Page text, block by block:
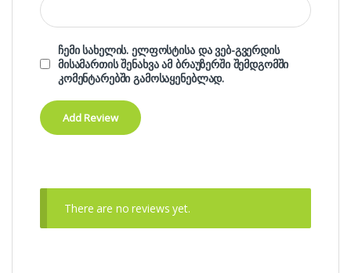
ჩემი სახელის. ელფოსტისა და ვებ-გვერდის
მისამართის შენახვა ამ ბრაუზერში შემდგომში
კომენტარებში გამოსაყენებლად.
There are no reviews yet.